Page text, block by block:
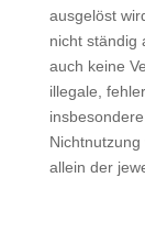
ausgelöst
nicht ständig
auch keine
illegale,
allein der